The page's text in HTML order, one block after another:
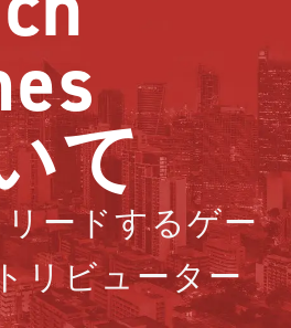
て
ードするゲー
リビューター